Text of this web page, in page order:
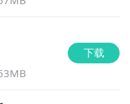
下载